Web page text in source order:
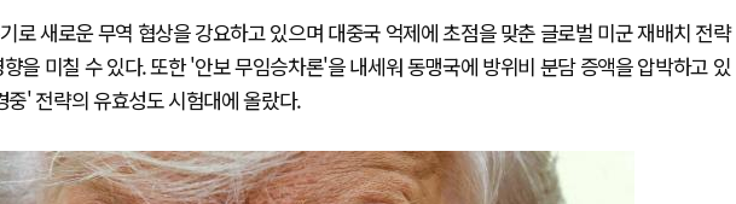
로 새로운 무역 협상을 강요하고 있으며 대중국 억제에 초점을 맞춘 글로벌 미군 재배치 전략
을 미칠 수 있다. 또한 '안보 무임승차론'을 내세워 동맹국에 방위비 분담 증액을 압박하고 있
' 전략의 유효성도 시험대에 올랐다.